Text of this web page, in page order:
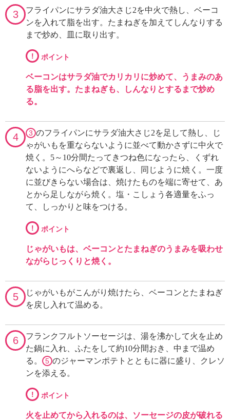
3
フライパンにサラダ油大さじ2を中火で熱し、ベーコ
ンを入れて脂を出す。たまねぎを加えてしんなりする
まで炒め、皿に取り出す。
! ポイント
ベーコンはサラダ油でカリカリに炒めて、うまみのあ
る脂を出す。たまねぎも、しんなりとするまで炒め
る。
4 3 のフライパンにサラダ油大さじ2を足して熱し、じ
ゃがいもを重ならないように並べて動かさずに中火で
焼く。5～10分間たってきつね色になったら、くずれ
ないようにへらなどで裏返し、同じように焼く。一度
に並びきらない場合は、焼けたものを端に寄せて、あ
とから足しながら焼く。塩・こしょう各適量をふっ
て、しっかりと味をつける。
! ポイント
じゃがいもは、ベーコンとたまねぎのうまみを吸わせ
ながらじっくりと焼く。
5
じゃがいもがこんがり焼けたら、ベーコンとたまねぎ
を戻し入れて温める。
6
フランクフルトソーセージは、湯を沸かして火を止め
た鍋に入れ、ふたをして約10分間おき、中まで温め
る。
5 のジャーマンポテトとともに器に盛り、クレソ
ンを添える。
! ポイント
火を止めてから入れるのは、ソーセージの皮が破れる